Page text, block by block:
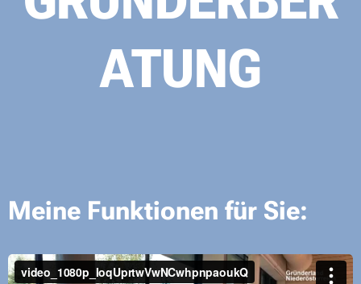
ATUNG
Meine Funktionen für Sie: